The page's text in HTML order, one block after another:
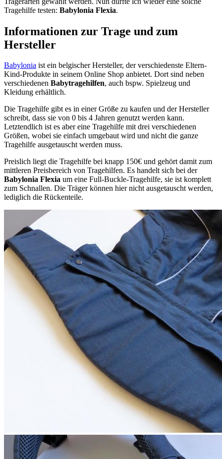
Tragehilfe testen: Babylonia Flexia.
Informationen zur Trage und zum
Hersteller
Babylonia ist ein belgischer Hersteller, der verschiedenste Eltern-
Kind-Produkte in seinem Online Shop anbietet. Dort sind neben
verschiedenen Babytragehilfen, auch bspw. Spielzeug und
Kleidung erhältlich.
Die Tragehilfe gibt es in einer Größe zu kaufen und der Hersteller
schreibt, dass sie von 0 bis 4 Jahren genutzt werden kann.
Letztendlich ist es aber eine Tragehilfe mit drei verschiedenen
Größen, wobei sie einfach umgebaut wird und nicht die ganze
Tragehilfe ausgetauscht werden muss.
Preislich liegt die Tragehilfe bei knapp 150€ und gehört damit zum
mittleren Preisbereich von Tragehilfen. Es handelt sich bei der
Babylonia Flexia um eine Full-Buckle-Tragehilfe, sie ist komplett
zum Schnallen. Die Träger können hier nicht ausgetauscht werden,
lediglich die Rückenteile.